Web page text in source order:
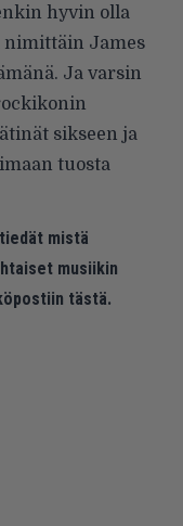
hyvin olla
nimittäin James
Ja varsin
sikseen ja
tuosta
mistä
musiikin
tästä.